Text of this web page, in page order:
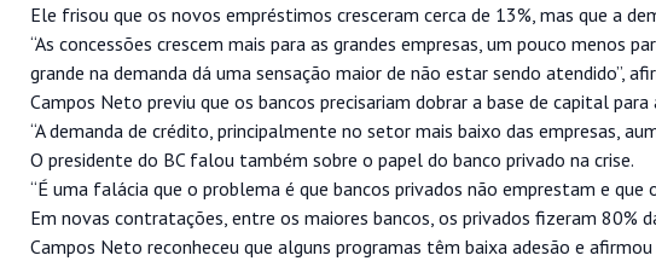
Ele frisou que os novos empréstimos cresceram cerca de 13%, mas que a
“As concessões crescem mais para as grandes empresas, um pouco menos
grande na demanda dá uma sensação maior de não estar sendo atendido”,
Campos Neto previu que os bancos precisariam dobrar a base de capital
“A demanda de crédito, principalmente no setor mais baixo das empresas,
O presidente do BC falou também sobre o papel do banco privado na crise.
“É uma falácia que o problema é que bancos privados não emprestam e
Em novas contratações, entre os maiores bancos, os privados fizeram 80%
Campos Neto reconheceu que alguns programas têm baixa adesão e